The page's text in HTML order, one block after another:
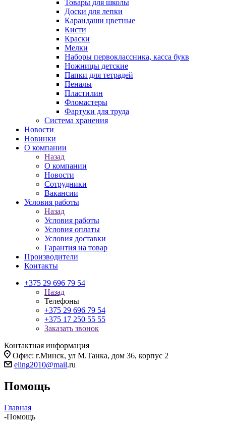
Товары для школы
Доски для лепки
Карандаши цветные
Кисти
Краски
Мелки
Наборы первоклассника, касса букв
Ножницы детские
Папки для тетрадей
Пеналы
Пластилин
Фломастеры
Фартуки для труда
Система хранения
Новости
Новинки
О компании
Назад
О компании
Новости
Сотрудники
Вакансии
Условия работы
Назад
Условия работы
Условия оплаты
Условия доставки
Гарантия на товар
Производители
Контакты
+375 29 696 79 54
Назад
Телефоны
+375 29 696 79 54
+375 17 250 55 55
Заказать звонок
Контактная информация
Офис: г.Минск, ул М.Танка, дом 36, корпус 2
eling2010@mail.ru
Помощь
Главная
-Помощь